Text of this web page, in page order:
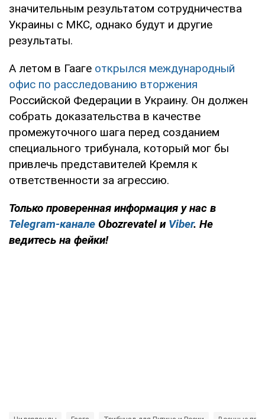
значительным результатом сотрудничества
Украины с МКС, однако будут и другие
результаты.
А летом в Гааге открылся международный
офис по расследованию вторжения
Российской Федерации в Украину. Он должен
собрать доказательства в качестве
промежуточного шага перед созданием
специального трибунала, который мог бы
привлечь представителей Кремля к
ответственности за агрессию.
Только проверенная информация у нас в
Telegram-канале Obozrevatel и Viber. Не
ведитесь на фейки!